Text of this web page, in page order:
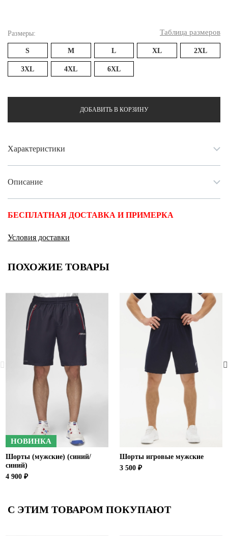
Размеры: Таблица размеров
S M L XL 2XL
3XL 4XL 6XL
ДОБАВИТЬ В КОРЗИНУ
Характеристики
Описание
БЕСПЛАТНАЯ ДОСТАВКА И ПРИМЕРКА
Условия доставки
ПОХОЖИЕ ТОВАРЫ
НОВИНКА
Шорты (мужские) (синий/
синий)
4 900 ₽
Шорты игровые мужские
3 500 ₽
С ЭТИМ ТОВАРОМ ПОКУПАЮТ